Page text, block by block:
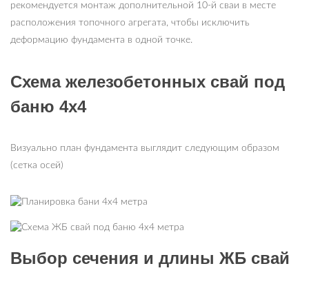
рекомендуется монтаж дополнительной 10-й сваи в месте
расположения топочного агрегата, чтобы исключить
деформацию фундамента в одной точке.
Схема железобетонных свай под
баню 4х4
Визуально план фундамента выглядит следующим образом
(сетка осей)
Выбор сечения и длины ЖБ свай